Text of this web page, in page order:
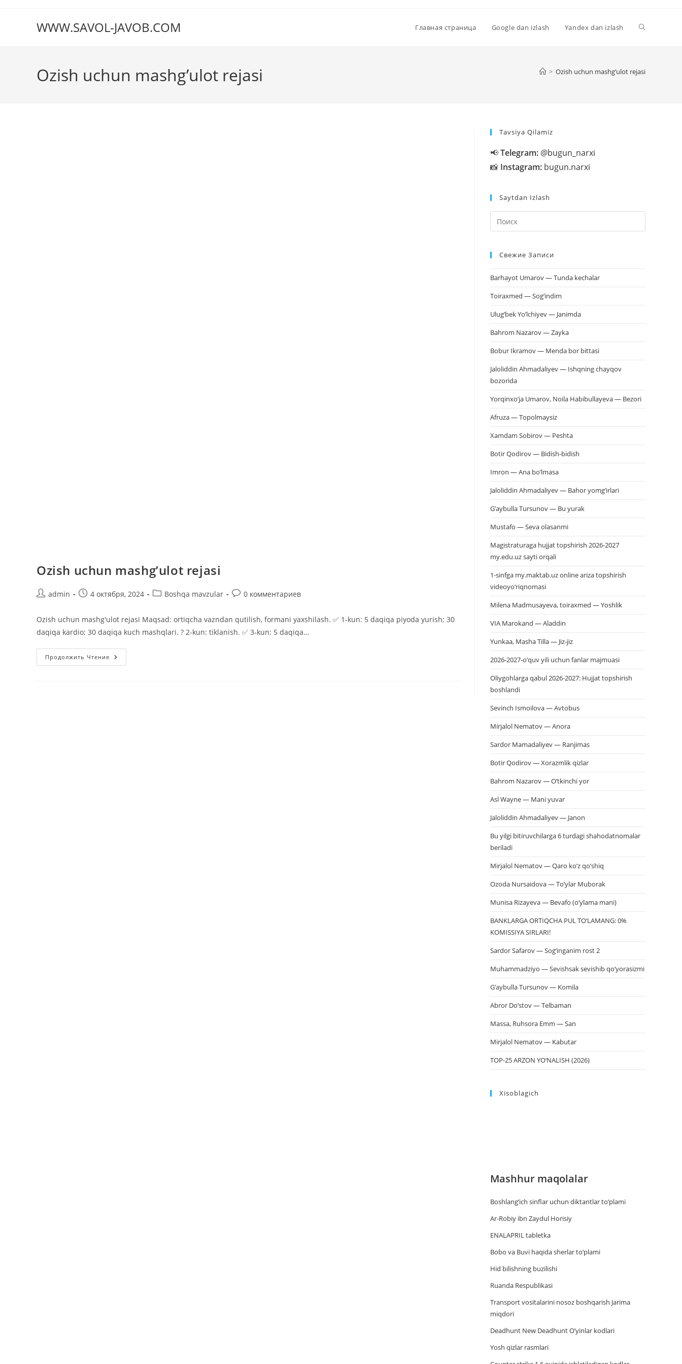
содержимомуWWW.SAVOL-JAVOB.COM Главная страница Google dan izlash Yandex dan izlash
Ozish uchun mashg’ulot rejasi > Ozish uchun mashg’ulot rejasi
Ozish uchun mashg’ulot rejasi
Авторadmin
Запись4 октября, 2024
Рубрика
Boshqa mavzular
Комментарии
записи:
0 комментариев
Ozish uchun mashg'ulot rejasi Maqsad: ortiqcha vazndan qutilish, formani yaxshilash. ✅ 1-kun: 5 daqiqa piyoda yurish; 30
daqiqa kardio; 30 daqiqa kuch mashqlari. ? 2-kun: tiklanish. ✅ 3-kun: 5 daqiqa…
Продолжить Чтение Ozish
Uchun
Tavsiya Qilamiz
📢Telegram: @bugun_narxi
📸 Instagram: bugun.narxi
Saytdan Izlash
клавишу
Свежие Записи
Barhayot Umarov — Tunda kechalar
Toiraxmed — Sog’indim
Ulug’bek Yo’lchiyev — Janimda
Bahrom Nazarov — Zayka
Bobur Ikramov — Menda bor bittasi
Jaloliddin Ahmadaliyev — Ishqning chayqov
bozorida
Yorqinxo’ja Umarov, Noila Habibullayeva — Bezori
Afruza — Topolmaysiz
Xamdam Sobirov — Peshta
Botir Qodirov — Bidish-bidish
Imron — Ana bo’lmasa
Jaloliddin Ahmadaliyev — Bahor yomg’irlari
G’aybulla Tursunov — Bu yurak
Mustafo — Seva olasanmi
Magistraturaga hujjat topshirish 2026-2027
my.edu.uz sayti orqali
1-sinfga my.maktab.uz online ariza topshirish
videoyo’riqnomasi
Milena Madmusayeva, toiraxmed — Yoshlik
VIA Marokand — Aladdin
Yunkaa, Masha Tilla — Jiz-jiz
2026-2027-o’quv yili uchun fanlar majmuasi
Oliygohlarga qabul 2026-2027: Hujjat topshirish
boshlandi
Sevinch Ismoilova — Avtobus
Mirjalol Nematov — Anora
Sardor Mamadaliyev — Ranjimas
Botir Qodirov — Xorazmlik qizlar
Bahrom Nazarov — O’tkinchi yor
Asl Wayne — Mani yuvar
Jaloliddin Ahmadaliyev — Janon
Bu yilgi bitiruvchilarga 6 turdagi shahodatnomalar
beriladi
Mirjalol Nematov — Qaro ko’z qo’shiq
Ozoda Nursaidova — To’ylar Muborak
Munisa Rizayeva — Bevafo (o’ylama mani)
BANKLARGA ORTIQCHA PUL TO‘LAMANG: 0%
KOMISSIYA SIRLARI!
Sardor Safarov — Sog’inganim rost 2
Muhammadziyo — Sevishsak sevishib qo’yorasizmi
G’aybulla Tursunov — Komila
Abror Do’stov — Telbaman
Massa, Ruhsora Emm — San
Mirjalol Nematov — Kabutar
TOP-25 ARZON YO‘NALISH (2026)
Xisoblagich
Mashhur maqolalar
Boshlang’ich sinflar uchun diktantlar to’plami
Ar-Robiy ibn Zaydul Horisiy
ENALAPRIL tabletka
Bobo va Buvi haqida sherlar to‘plami
Hid bilishning buzilishi
Ruanda Respublikasi
Trаnsport vositаlаrini nosoz boshqаrish Jаrimа
miqdori
Deadhunt New Deadhunt O’yinlar kodlari
Yosh qizlar rasmlari